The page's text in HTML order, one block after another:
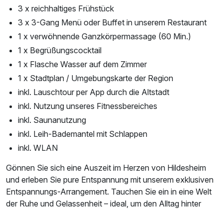
3 x reichhaltiges Frühstück
3 x 3-Gang Menü oder Buffet in unserem Restaurant
1 x verwöhnende Ganzkörpermassage (60 Min.)
1 x Begrüßungscocktail
1 x Flasche Wasser auf dem Zimmer
1 x Stadtplan / Umgebungskarte der Region
inkl. Lauschtour per App durch die Altstadt
inkl. Nutzung unseres Fitnessbereiches
inkl. Saunanutzung
inkl. Leih-Bademantel mit Schlappen
inkl. WLAN
Gönnen Sie sich eine Auszeit im Herzen von Hildesheim
und erleben Sie pure Entspannung mit unserem exklusiven
Entspannungs-Arrangement. Tauchen Sie ein in eine Welt
der Ruhe und Gelassenheit – ideal, um den Alltag hinter